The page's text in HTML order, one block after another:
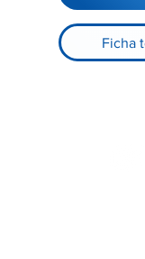
Ficha